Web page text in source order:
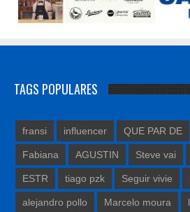
TAGS POPULARES
fransi influencer QUE PAR DE
Fabiana AGUSTIN Steve vai
ESTR tiago pzk Seguir vivie
alejandro pollo Marcelo moura